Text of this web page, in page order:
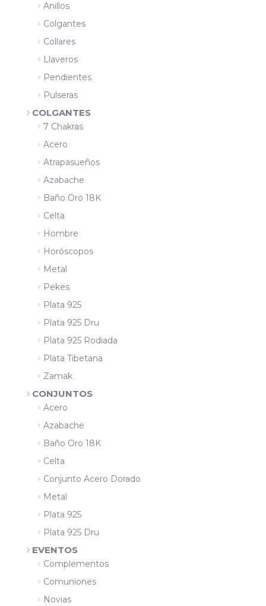
Anillos
Colgantes
Collares
Llaveros
Pendientes
Pulseras
COLGANTES
7 Chakras
Acero
Atrapasueños
Azabache
Baño Oro 18K
Celta
Hombre
Horóscopos
Metal
Pekes
Plata 925
Plata 925 Dru
Plata 925 Rodiada
Plata Tibetana
Zamak
CONJUNTOS
Acero
Azabache
Baño Oro 18K
Celta
Conjunto Acero Dorado
Metal
Plata 925
Plata 925 Dru
EVENTOS
Complementos
Comuniones
Novias